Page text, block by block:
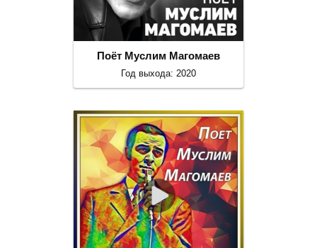
Поёт Муслим Магомаев
Год выхода: 2020